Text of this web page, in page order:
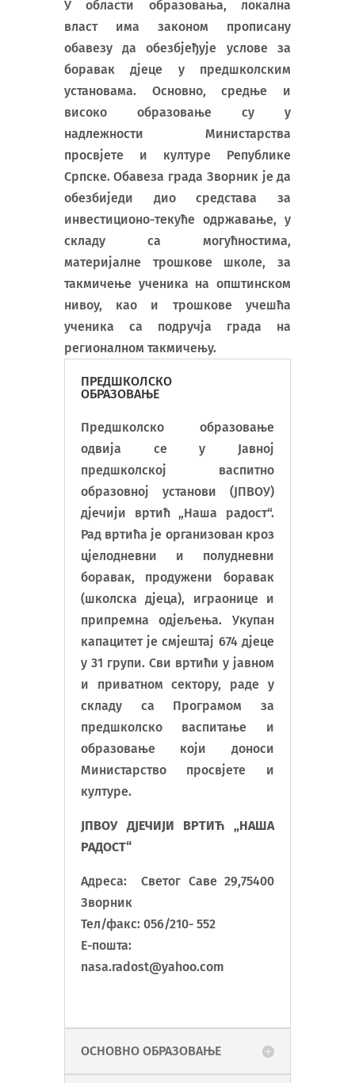
У области образовања, локална
власт има законом прописану
обавезу да обезбјеђује услове за
боравак дјеце у предшколским
установама. Основно, средње и
високо образовање су у
надлежности Министарства
просвјете и културе Републике
Српске. Обавеза града Зворник је да
обезбиједи дио средстава за
инвестиционо-текуће одржавање, у
складу са могућностима,
материјалне трошкове школе, за
такмичење ученика на општинском
нивоу, као и трошкове учешћа
ученика са подручја града на
регионалном такмичењу.
ПРЕДШКОЛСКО
ОБРАЗОВАЊЕ
Предшколско образовање
одвија се у Јавној
предшколској васпитно
образовној установи (ЈПВОУ)
дјечији вртић „Наша радост“.
Рад вртића је организован кроз
цјелодневни и полудневни
боравак, продужени боравак
(школска дјеца), играонице и
припремна одјељења. Укупан
капацитет је смјештај 674 дјеце
у 31 групи. Сви вртићи у јавном
и приватном сектору, раде у
складу са Програмом за
предшколско васпитање и
образовање који доноси
Министарство просвјете и
културе.
ЈПВОУ ДЈЕЧИЈИ ВРТИЋ „НАША
РАДОСТ“
Адреса: Светог Саве 29,75400
Зворник
Тел/факс: 056/210- 552
Е-пошта:
nasa.radost@yahoo.com
ОСНОВНО ОБРАЗОВАЊЕ